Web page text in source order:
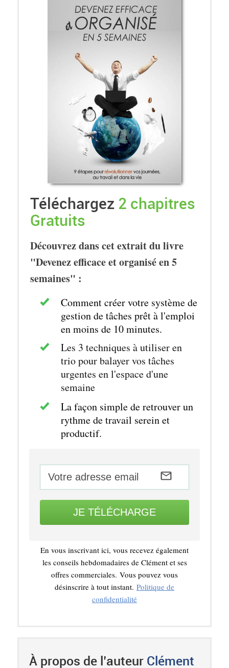
Téléchargez2 chapitres
Gratuits
Découvrez dans cet extrait du livre
"Devenez efficace et organisé en 5
semaines" :
Comment créer votre système de
gestion de tâches prêt à l'emploi
en moins de 10 minutes.
Les 3 techniques à utiliser en
trio pour balayer vos tâches
urgentes en l'espace d'une
semaine
La façon simple de retrouver un
rythme de travail serein et
productif.
JE TÉLÉCHARGE
En vous inscrivant ici, vous recevez également
les conseils hebdomadaires de Clément et ses
offres commerciales. Vous pouvez vous
désinscrire à tout instant. Politique de
confidentialité
À propos de l’auteur Clément